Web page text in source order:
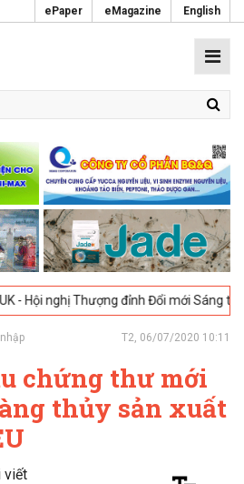
ePaper eMagazine English
nghị Thượng đỉnh Đổi mới Sáng tạo
T2, 06/07/2020 10:11
chứng thư mới
thủy sản xuất
viết